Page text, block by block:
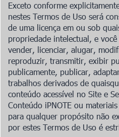
Exceto conforme
nestes Termos de Uso será
de uma licença em ou sob
propriedade intelectual, e
vender, licenciar, alugar,
reproduzir, transmitir, exibir
publicamente, publicar,
trabalhos derivados de
conteúdo acessível no Site e
Conteúdo iPNOTE ou
para qualquer propósito não
por estes Termos de Uso é